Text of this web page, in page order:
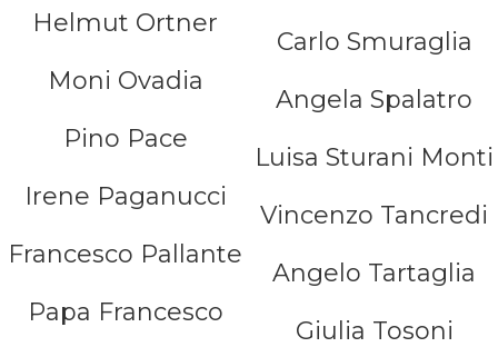
Helmut Ortner
Moni Ovadia
Pino Pace
Irene Paganucci
Francesco Pallante
Papa Francesco
Carlo Smuraglia
Angela Spalatro
Luisa Sturani Monti
Vincenzo Tancredi
Angelo Tartaglia
Giulia Tosoni